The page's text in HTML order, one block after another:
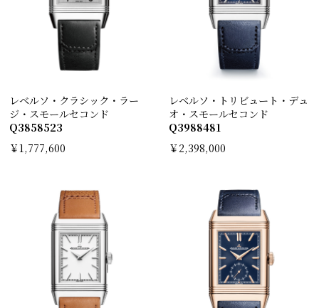
レベルソ・クラシック・ラー
ジ・スモールセコンド
Q3858523
￥1,777,600
レベルソ・トリビュート・デュ
オ・スモールセコンド
Q3988481
￥2,398,000